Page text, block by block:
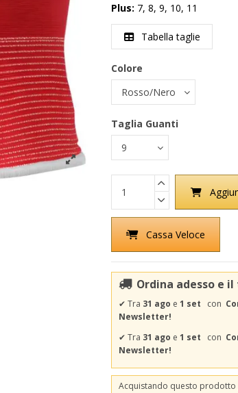
Plus: 7, 8, 9, 10, 11
Tabella taglie
Colore
Taglia Guanti
Cassa Veloce
Ordina adesso e
✔ Tra 31 ago e 1 set con
Newsletter!
✔ Tra 31 ago e 1 set con
Newsletter!
Acquistando questo prodotto